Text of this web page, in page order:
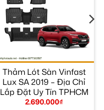
Thảm Lót Sàn Vinfast
Lux SA 2019 – Địa Chỉ
Lắp Đặt Uy Tín TPHCM
2.690.000₫